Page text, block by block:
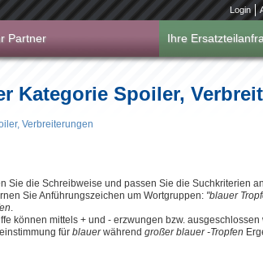
Login
Partner Ihre
Kategorie Spoiler,
Verbreiterungen
Sie die Schreibweise und passen Sie die Suchkriterien
Sie Anführungszeichen um Wortgruppen: "blauer
.
können mittels + und - erzwungen bzw. ausgeschlossen
für blauerwährend großer blauer -Tropfen